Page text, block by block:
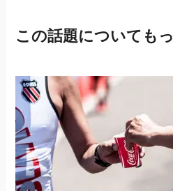
この話題についても